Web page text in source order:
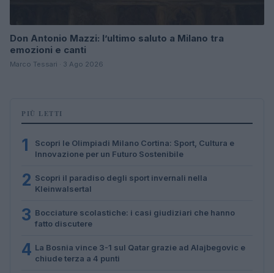
Don Antonio Mazzi: l’ultimo saluto a Milano tra
emozioni e canti
Marco Tessari · 3 Ago 2026
PIÙ LETTI
1
Scopri le Olimpiadi Milano Cortina: Sport, Cultura e
Innovazione per un Futuro Sostenibile
2 Scopri il paradiso degli sport invernali nella
Kleinwalsertal
3 Bocciature scolastiche: i casi giudiziari che hanno
fatto discutere
4 La Bosnia vince 3-1 sul Qatar grazie ad Alajbegovic e
chiude terza a 4 punti